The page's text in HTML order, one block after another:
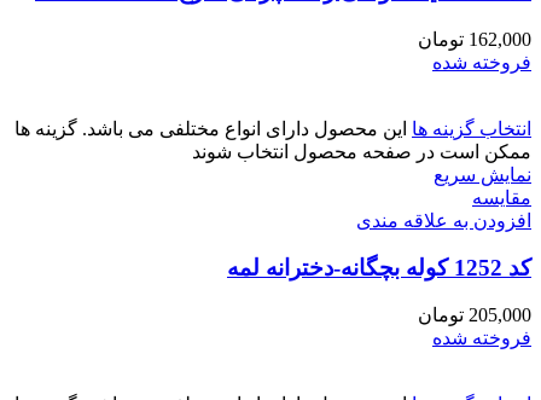
162,000 تومان
فروخته شده
انتخاب گزینه ها این محصول دارای انواع مختلفی می باشد. گزینه ها
ممکن است در صفحه محصول انتخاب شوند
نمایش سریع
مقايسه
افزودن به علاقه مندی
کد 1252 کوله بچگانه-دخترانه لمه
205,000 تومان
فروخته شده